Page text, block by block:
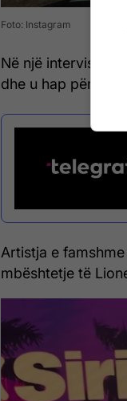
Foto: Instagram
Në një intervistë
dhe u hap për
Artistja e
mbështetje të